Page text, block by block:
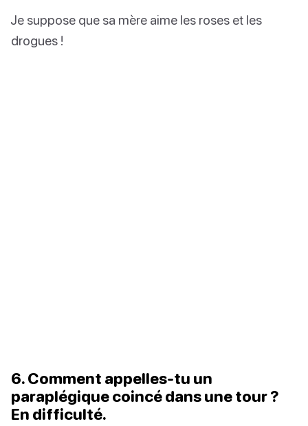
Je suppose que sa mère aime les roses et les
drogues !
6. Comment appelles-tu un
paraplégique coincé dans une tour ?
En difficulté.